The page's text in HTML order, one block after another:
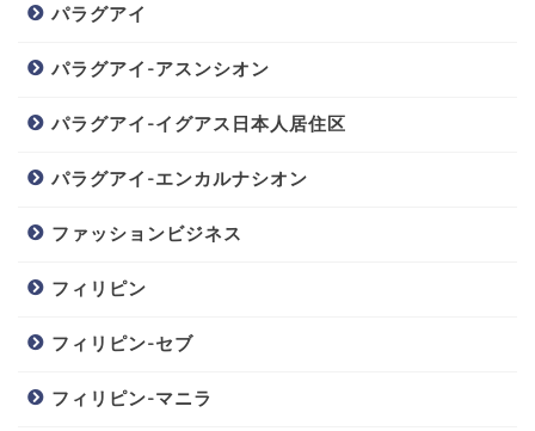
パラグアイ
パラグアイ-アスンシオン
パラグアイ-イグアス日本人居住区
パラグアイ-エンカルナシオン
ファッションビジネス
フィリピン
フィリピン-セブ
フィリピン-マニラ